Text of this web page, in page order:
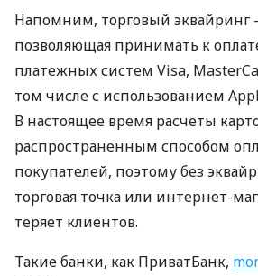
Напомним, торговый эквайринг
позволяющая принимать к
платежных систем Visa,
том числе с использованием
В настоящее время расчеты
распространенным способом
покупателей, поэтому без
торговая точка или интернет-
теряет клиентов.
Такие банки, как ПриватБанк,